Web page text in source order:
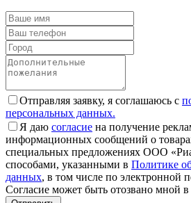
Отправляя заявку, я соглашаюсь с
персональных данных.
Я даю согласие на получение
информационных сообщений о
специальных предложениях ООО
способами, указанными в Политике
данных, в том числе по электронной
Согласие может быть отозвано мной